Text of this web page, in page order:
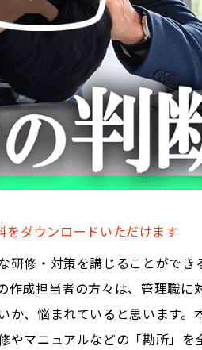
をダウンロードいただけます
修・対策を講じることができ
成担当者の方々は、管理職
、悩まれていると思います。
マニュアルなどの「勘所」